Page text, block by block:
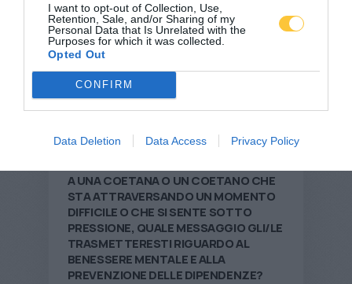
I want to opt-out of Collection, Use,
Retention, Sale, and/or Sharing of my
Personal Data that Is Unrelated with the
Purposes for which it was collected.
Opted Out
CONFIRM
Data Deletion Data Access Privacy Policy
Italia
Cipro
A UNA COETANA O UN COETANO CHE
STA ATTRAVERSANDO UN MOMENTO
DIFFICILE O CHE SI SENTE SOTTO
PRESSIONE, QUALE MESSAGGIO GLI/LE
TRASMETTERESTI RIGUARDO AL
BENESSERE MENTALE E ALLA
PREVENZIONE DELLE DIPENDENZE?